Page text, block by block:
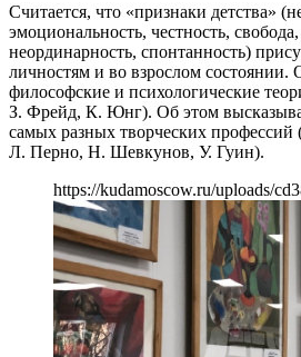
Считается, что «признаки детства»
эмоциональность, честность,
неординарность, спонтанность)
личностям и во взрослом состоянии.
философские и психологические
З. Фрейд, К. Юнг). Об этом
самых разных творческих
Л. Перно, Н. Шевкунов, У. Гуин).
https://kudamoscow.ru/uploads/